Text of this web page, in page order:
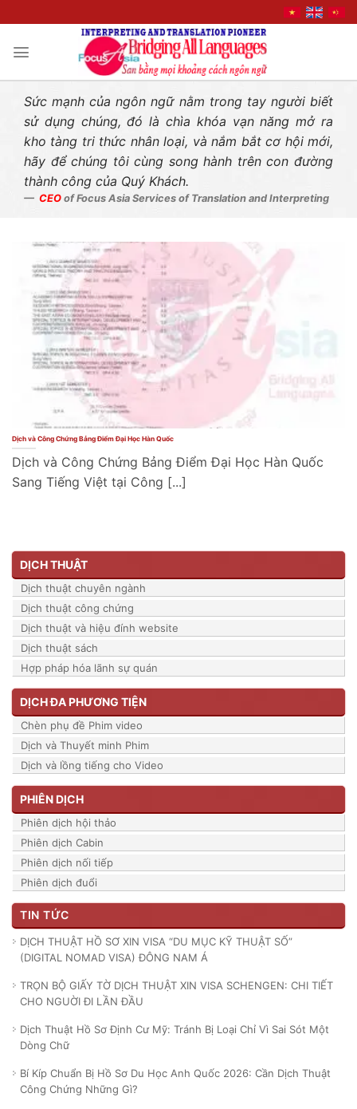
Sức mạnh của ngôn ngữ nằm trong tay người biết
sử dụng chúng, đó là chìa khóa vạn năng mở ra
kho tàng tri thức nhân loại, và nắm bắt cơ hội mới,
hãy để chúng tôi cùng song hành trên con đường
thành công của Quý Khách.
CEO of Focus Asia Services of Translation and Interpreting
Dịch và Công Chứng Bảng Điểm Đại Học Hàn Quốc
Dịch và Công Chứng Bảng Điểm Đại Học Hàn Quốc
Sang Tiếng Việt tại Công [...]
DỊCH THUẬT
Dịch thuật chuyên ngành
Dịch thuật công chứng
Dịch thuật và hiệu đính website
Dịch thuật sách
Hợp pháp hóa lãnh sự quán
DỊCH ĐA PHƯƠNG TIỆN
Chèn phụ đề Phim video
Dịch và Thuyết minh Phim
Dịch và lồng tiếng cho Video
PHIÊN DỊCH
Phiên dịch hội thảo
Phiên dịch Cabin
Phiên dịch nối tiếp
Phiên dịch đuổi
TIN TỨC
DỊCH THUẬT HỒ SƠ XIN VISA “DU MỤC KỸ THUẬT SỐ”
(DIGITAL NOMAD VISA) ĐÔNG NAM Á
TRỌN BỘ GIẤY TỜ DỊCH THUẬT XIN VISA SCHENGEN: CHI TIẾT
CHO NGUỜI ĐI LẦN ĐẦU
Dịch Thuật Hồ Sơ Định Cư Mỹ: Tránh Bị Loại Chỉ Vì Sai Sót Một
Dòng Chữ
Bí Kíp Chuẩn Bị Hồ Sơ Du Học Anh Quốc 2026: Cần Dịch Thuật
Công Chứng Những Gì?